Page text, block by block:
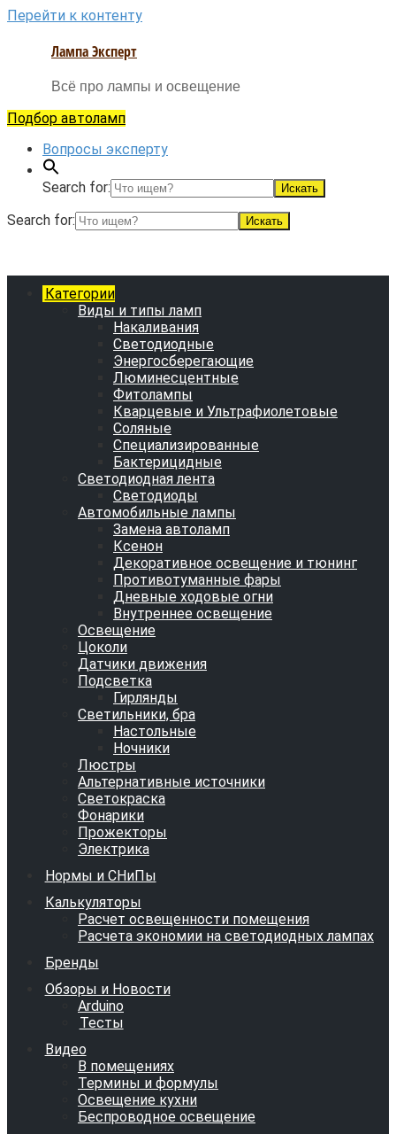
Перейти к контенту
Лампа Эксперт
Всё про лампы и освещение
Подбор автоламп
Вопросы эксперту
Search for:
Search for:
Категории
Виды и типы ламп
Накаливания
Светодиодные
Энергосберегающие
Люминесцентные
Фитолампы
Кварцевые и Ультрафиолетовые
Соляные
Специализированные
Бактерицидные
Светодиодная лента
Светодиоды
Автомобильные лампы
Замена автоламп
Ксенон
Декоративное освещение и тюнинг
Противотуманные фары
Дневные ходовые огни
Внутреннее освещение
Освещение
Цоколи
Датчики движения
Подсветка
Гирлянды
Светильники, бра
Настольные
Ночники
Люстры
Альтернативные источники
Светокраска
Фонарики
Прожекторы
Электрика
Нормы и СНиПы
Калькуляторы
Расчет освещенности помещения
Расчета экономии на светодиодных лампах
Бренды
Обзоры и Новости
Arduino
Тесты
Видео
В помещениях
Термины и формулы
Освещение кухни
Беспроводное освещение